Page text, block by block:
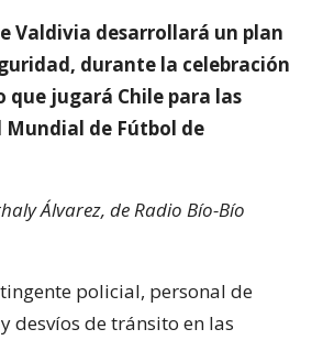
Valdivia desarrollará un plan
durante la celebración
jugará Chile para las
de Fútbol de
Álvarez, de Radio Bío-Bío
policial, personal de
desvíos de tránsito en las